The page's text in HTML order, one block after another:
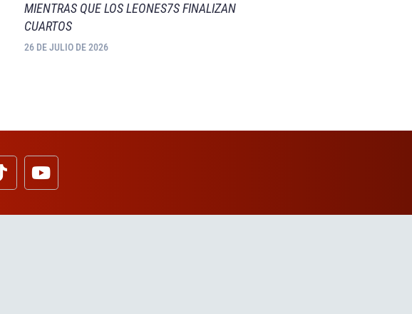
MIENTRAS QUE LOS LEONES7S FINALIZAN
CUARTOS
26 DE JULIO DE 2026